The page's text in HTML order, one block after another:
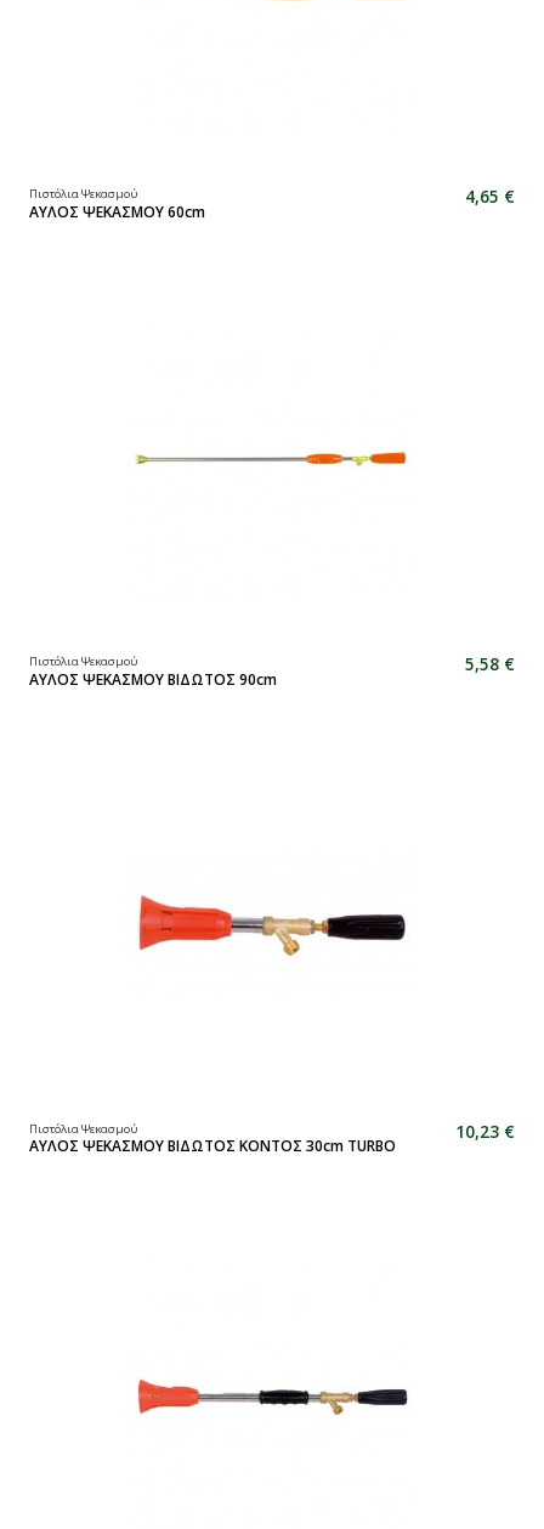
Πιστόλια Ψεκασμού
ΑΥΛΟΣ ΨΕΚΑΣΜΟΥ 60cm
4,65 €
Πιστόλια Ψεκασμού
ΑΥΛΟΣ ΨΕΚΑΣΜΟΥ ΒΙΔΩΤΟΣ 90cm
5,58 €
Πιστόλια Ψεκασμού
ΑΥΛΟΣ ΨΕΚΑΣΜΟΥ ΒΙΔΩΤΟΣ ΚΟΝΤΟΣ 30cm TURBO
10,23 €